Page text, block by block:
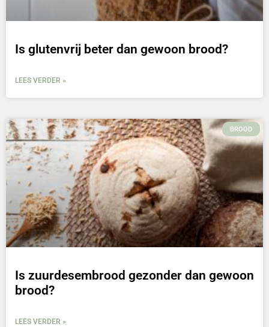
Is glutenvrij beter dan gewoon brood?
LEES VERDER »
BROOD
Is zuurdesembrood gezonder dan gewoon
brood?
LEES VERDER »